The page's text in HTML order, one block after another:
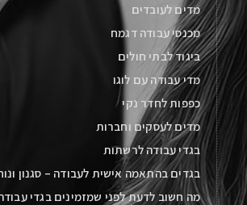
מדים לעובדים
מכנסי עבודה דגמח
ביגוד לבתי חולים
מדי עבודה עם לוגו
כפפות לחדר נקי
מדים לעסקים וחברות
בגדי עבודה לרשתות
בגדים בהתאמה אישית לעבודה – סגנון
מה חשוב לדעת לפני שמזמינים בגדי